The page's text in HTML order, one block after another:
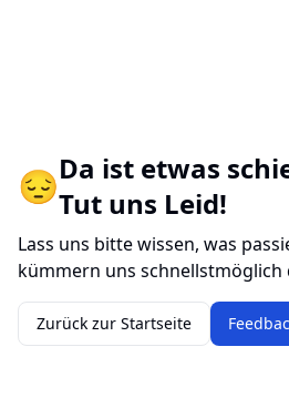
😔Da ist etwas
Tut uns Leid!
Lass uns bitte wissen, was
kümmern uns schnellstmöglich
Zurück zur Startseite